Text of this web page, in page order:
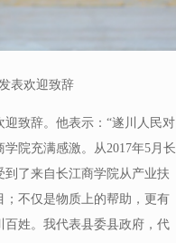
表欢迎致辞
致辞。他表示：“遂川人民对
院充满感激。从2017年5月长
了来自长江商学院从产业扶
不仅是物质上的帮助，更有
姓。我代表县委县政府，代